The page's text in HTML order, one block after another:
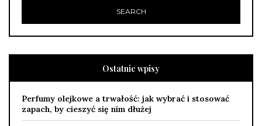
Ostatnie wpisy
Perfumy olejkowe a trwałość: jak wybrać i stosować
zapach, by cieszyć się nim dłużej